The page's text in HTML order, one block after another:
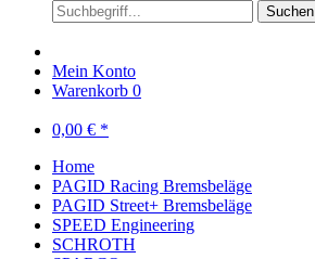
Suchen
Mein Konto
Warenkorb 0
0,00 € *
Home
PAGID Racing Bremsbeläge
PAGID Street+ Bremsbeläge
SPEED Engineering
SCHROTH